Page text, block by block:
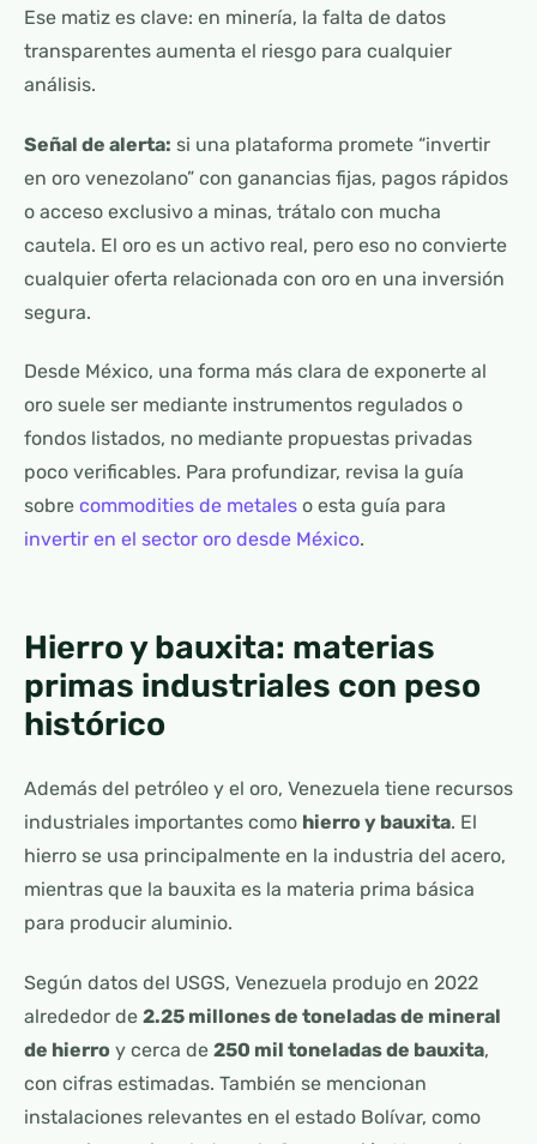
Ese matiz es clave: en minería, la falta de datos
transparentes aumenta el riesgo para cualquier
análisis.
Señal de alerta: si una plataforma promete “invertir
en oro venezolano” con ganancias fijas, pagos rápidos
o acceso exclusivo a minas, trátalo con mucha
cautela. El oro es un activo real, pero eso no convierte
cualquier oferta relacionada con oro en una inversión
segura.
Desde México, una forma más clara de exponerte al
oro suele ser mediante instrumentos regulados o
fondos listados, no mediante propuestas privadas
poco verificables. Para profundizar, revisa la guía
sobre commodities de metales o esta guía para
invertir en el sector oro desde México.
Hierro y bauxita: materias
primas industriales con peso
histórico
Además del petróleo y el oro, Venezuela tiene recursos
industriales importantes como hierro y bauxita. El
hierro se usa principalmente en la industria del acero,
mientras que la bauxita es la materia prima básica
para producir aluminio.
Según datos del USGS, Venezuela produjo en 2022
alrededor de 2.25 millones de toneladas de mineral
de hierro y cerca de 250 mil toneladas de bauxita,
con cifras estimadas. También se mencionan
instalaciones relevantes en el estado Bolívar, como